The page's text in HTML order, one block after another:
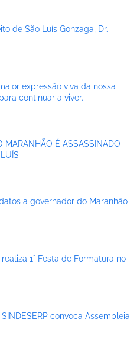
de São Luís Gonzaga, Dr.
expressão viva da nossa
continuar a viver.
MARANHÃO É ASSASSINADO
a governador do Maranhão
1° Festa de Formatura no
convoca Assembleia